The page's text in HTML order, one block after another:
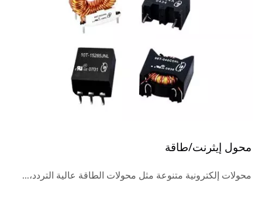
محول إيثرنت/طاقة
محولات إلكترونية متنوعة مثل محولات الطاقة عالية التردد،...